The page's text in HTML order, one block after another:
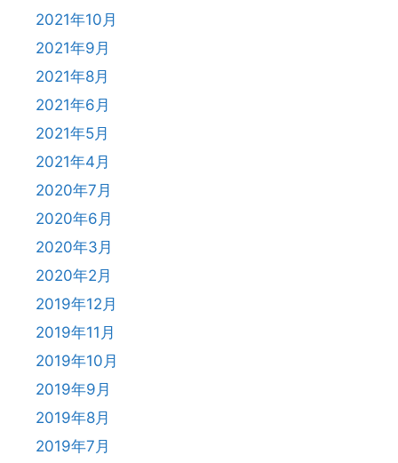
2021年10月
2021年9月
2021年8月
2021年6月
2021年5月
2021年4月
2020年7月
2020年6月
2020年3月
2020年2月
2019年12月
2019年11月
2019年10月
2019年9月
2019年8月
2019年7月